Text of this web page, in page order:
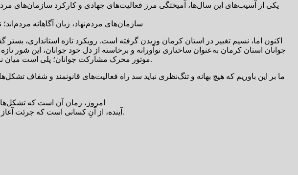
یکی از آسیب‌های این سال‌ها، آمیختگی مرز فعالیت‌های جهادی و کارکرد سازمان‌های
سازمان‌های مردم‌نهاد، زبان آگاهانه
اکنون اما، نسیم تغییر در استان کرمان وزیدن گرفته است. رویکرد تازه استانداری،
موتور محرک مشارکت جوانان؛ پلی است میان نسل تازه کنشگران و نهادهای مدنی که می‌خواهد از ظرفیت بی‌بدیل جوانی برای نوسازی فضای اجتماعی بهره گیرد.
ما بر این باوریم که هیچ بهانه و تنگ‌نظری نباید سد راه فعالیت‌های قانونمند و شفاف
امروز، زمان آن است که تشکل‌ها
آینده، از آنِ کسانی است که جرئت آغاز دارند، و این بار، نوبت تشکل‌ها و جوانانی است که می‌خواهند در کنار هم، افق تازه‌ای برای کرمان برفراز رقم بزنند.